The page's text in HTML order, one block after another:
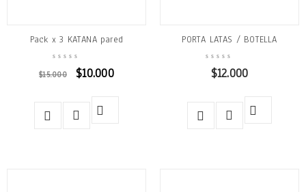
Pack x 3 KATANA pared
$15.000 $10.000
PORTA LATAS / BOTELLA
$12.000